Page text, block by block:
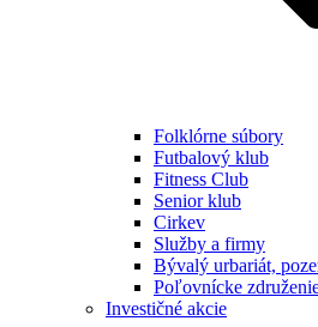
Folklórne súbory
Futbalový klub
Fitness Club
Senior klub
Cirkev
Služby a firmy
Bývalý urbariát,
Poľovnícke
Investičné akcie